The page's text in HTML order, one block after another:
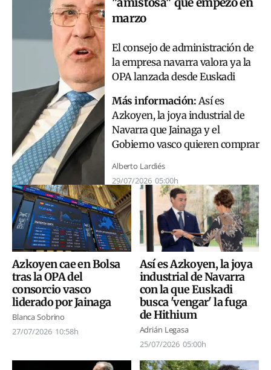
marzo
El consejo de administración de
la empresa navarra valora ya la
OPA lanzada desde Euskadi
Más información:Así es
Azkoyen, la joya industrial de
Navarra que Jainaga y el
Gobierno vasco quieren comprar
Alberto Lardiés
29/07/2026 05:00h
Azkoyen cae en Bolsa
tras la OPA del
consorcio vasco
liderado por Jainaga
Blanca Sobrino
27/07/2026 10:58h
Así es Azkoyen, la joya
industrial de Navarra
con la que Euskadi
busca 'vengar' la fuga
de Hithium
Adrián Legasa
25/07/2026 05:00h